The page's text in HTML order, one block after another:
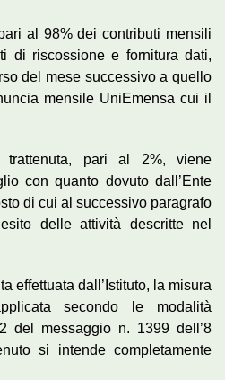
al 98% dei contributi mensili
di riscossione e fornitura dati,
del mese successivo a quello
mensile UniEmensa cui il
trattenuta, pari al 2%, viene
con quanto dovuto dall’Ente
di cui al successivo paragrafo
delle attività descritte nel
effettuata dall’Istituto, la misura
secondo le modalità
del messaggio n. 1399 dell’8
si intende completamente